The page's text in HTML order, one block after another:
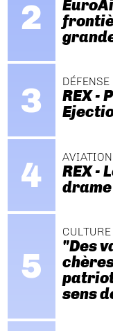
DÉFENSE
REX -
REX -
drame
"Des
sens